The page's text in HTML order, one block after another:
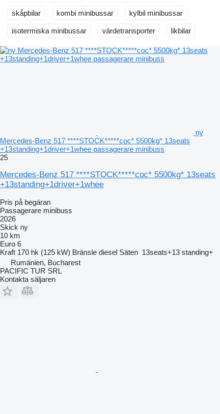
skåpbilar kombi minibussar kylbil minibussar
isotermiska minibussar värdetransporter likbilar
ny
Mercedes-Benz 517 ****STOCK*****coc* 5500kg* 13seats
+13standing+1driver+1whee passagerare minibuss
25
Mercedes-Benz 517 ****STOCK*****coc* 5500kg* 13seats
+13standing+1driver+1whee
Pris på begäran
Passagerare minibuss
2026
Skick ny
10 km
Euro 6
Kraft 170 hk (125 kW) Bränsle diesel Säten 13seats+13 standing+
Rumänien, Bucharest
PACIFIC TUR SRL
Kontakta säljaren